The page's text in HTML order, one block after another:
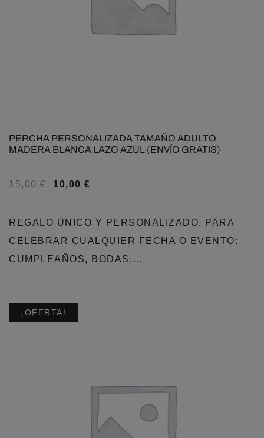
PERCHA PERSONALIZADA TAMAÑO ADULTO
MADERA BLANCA LAZO AZUL (ENVÍO GRATIS)
15,00€ 10,00 €
REGALO ÚNICO Y PERSONALIZADO, PARA
CELEBRAR CUALQUIER FECHA O EVENTO:
CUMPLEAÑOS, BODAS,…
¡OFERTA!